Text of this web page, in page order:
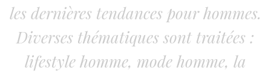
les dernières tendances pour hommes.
Diverses thématiques sont traitées :
lifestyle homme, mode homme, la